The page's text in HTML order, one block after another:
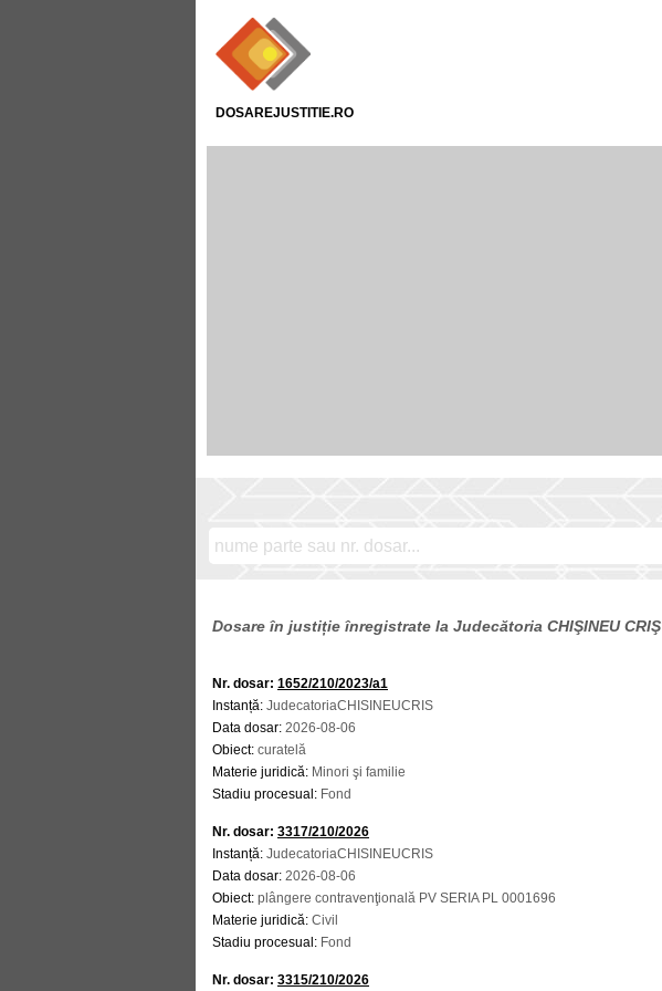
DOSAREJUSTITIE.RO
Dosare în justiție înregistrate la Judecătoria CHIŞINEU CRIŞ
Nr. dosar: 1652/210/2023/a1
Instanță: JudecatoriaCHISINEUCRIS
Data dosar: 2026-08-06
Obiect: curatelă
Materie juridică: Minori şi familie
Stadiu procesual: Fond
Nr. dosar: 3317/210/2026
Instanță: JudecatoriaCHISINEUCRIS
Data dosar: 2026-08-06
Obiect: plângere contravenţională PV SERIA PL 0001696
Materie juridică: Civil
Stadiu procesual: Fond
Nr. dosar: 3315/210/2026